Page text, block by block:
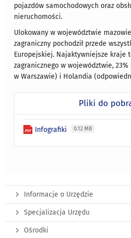
pojazdów samochodowych oraz
nieruchomości.
Ulokowany w województwie
zagraniczny pochodził przede
Europejskiej. Najaktywniejsze kraje
zagranicznego w województwie,
w Warszawie) i Holandia
Pliki do
Infografiki 0.12 MB
Informacje o Urzędzie
Specjalizacja Urzędu
Ośrodki